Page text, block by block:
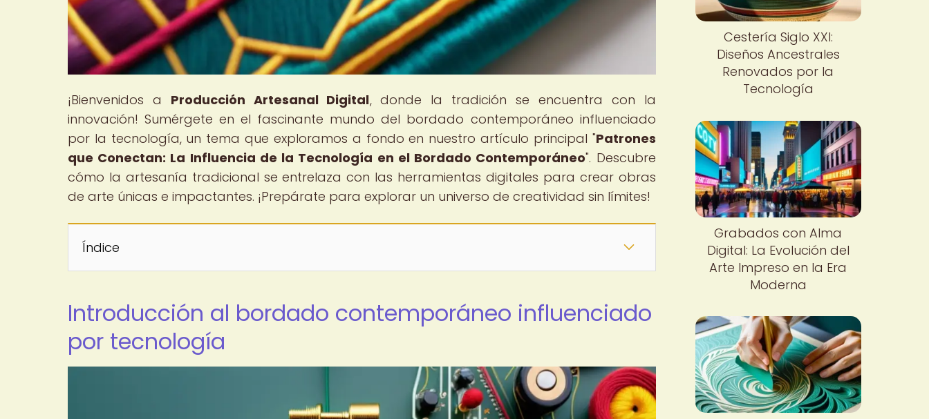
¡Bienvenidos a Producción Artesanal Digital, donde la tradición se encuentra con la
innovación! Sumérgete en el fascinante mundo del bordado contemporáneo influenciado
por la tecnología, un tema que exploramos a fondo en nuestro artículo principal "Patrones
que Conectan: La Influencia de la Tecnología en el Bordado Contemporáneo". Descubre
cómo la artesanía tradicional se entrelaza con las herramientas digitales para crear obras
de arte únicas e impactantes. ¡Prepárate para explorar un universo de creatividad sin límites!
Índice
Introducción al bordado contemporáneo influenciado
por tecnología
Cestería Siglo XXI:
Diseños Ancestrales
Renovados por la
Tecnología
Grabados con Alma
Digital: La Evolución del
Arte Impreso en la Era
Moderna